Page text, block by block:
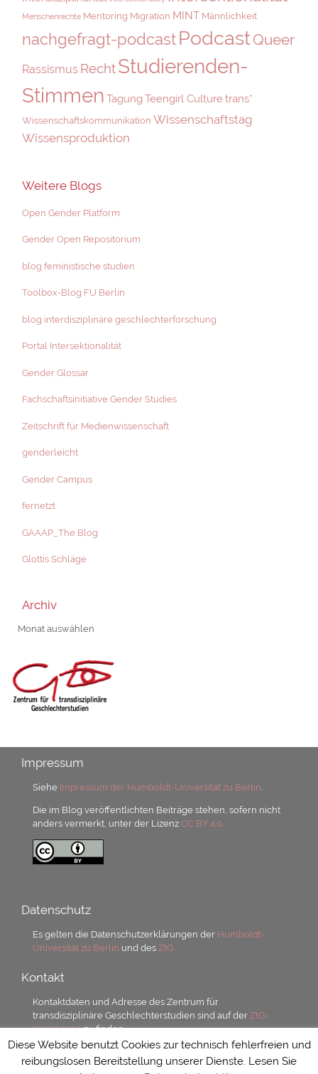
Menschenrechte Mentoring Migration MINT Männlichkeit
nachgefragt-podcastPodcastQueer
Rassismus RechtStudierenden-
Stimmen Tagung Teengirl Culturetrans*
Wissenschaftskommunikation Wissenschaftstag
Wissensproduktion
Weitere Blogs
Open Gender Platform
Gender Open Repositorium
blog feministische studien
Toolbox-Blog FU Berlin
blog interdisziplinäre geschlechterforschung
Portal Intersektionalität
Gender Glossar
Fachschaftsinitiative Gender Studies
Zeitschrift für Medienwissenschaft
genderleicht
Gender Campus
fernetzt
GAAAP_The Blog
Glottis Schläge
Archiv
Archiv
Impressum
Siehe Impressum der Humboldt-Universität zu Berlin
Die im Blog veröffentlichten Beiträge stehen, sofern nicht
anders vermerkt, unter der LizenzCC BY 4.0.
Datenschutz
Es gelten die Datenschutzerklärungen der Humboldt-
Universität zu Berlin und desZtG.
Kontakt
Kontaktdaten und Adresse des Zentrum für
transdisziplinäre Geschlechterstudien sind auf derZtG-
Homepagezu finden.
Diese Website benutzt Cookies zur technisch fehlerfreien und
reibungslosen Bereitstellung unserer Dienste. Lesen Sie